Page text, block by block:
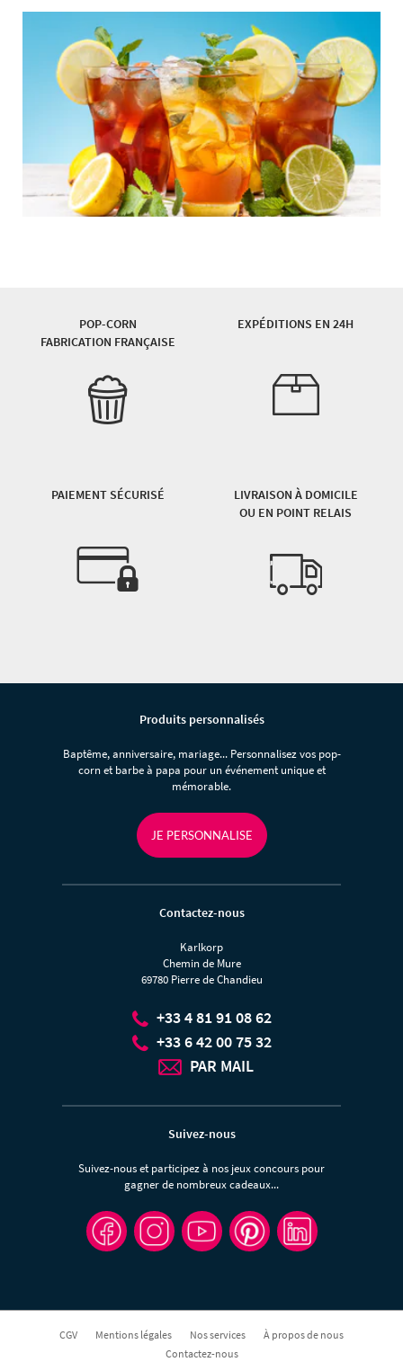
POP-CORN
FABRICATION FRANÇAISE
EXPÉDITIONS EN 24H
PAIEMENT SÉCURISÉ
LIVRAISON À DOMICILE
OU EN POINT RELAIS
Produits personnalisés
Baptême, anniversaire, mariage... Personnalisez vos pop-
corn et barbe à papa pour un événement unique et
mémorable.
JE PERSONNALISE
Contactez-nous
Karlkorp
Chemin de Mure
69780 Pierre de Chandieu
+33 4 81 91 08 62
+33 6 42 00 75 32
PAR MAIL
Suivez-nous
Suivez-nous et participez à nos jeux concours pour
gagner de nombreux cadeaux...
CGV Mentions légales Nos services
À propos de nous
Contactez-nous